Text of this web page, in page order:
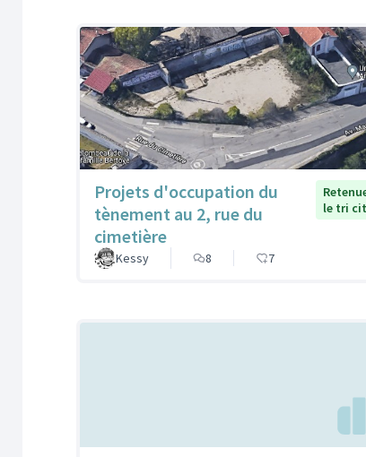
Projets d'occupation du
tènement au 2, rue du
cimetière
le tri
Kessy 8 7